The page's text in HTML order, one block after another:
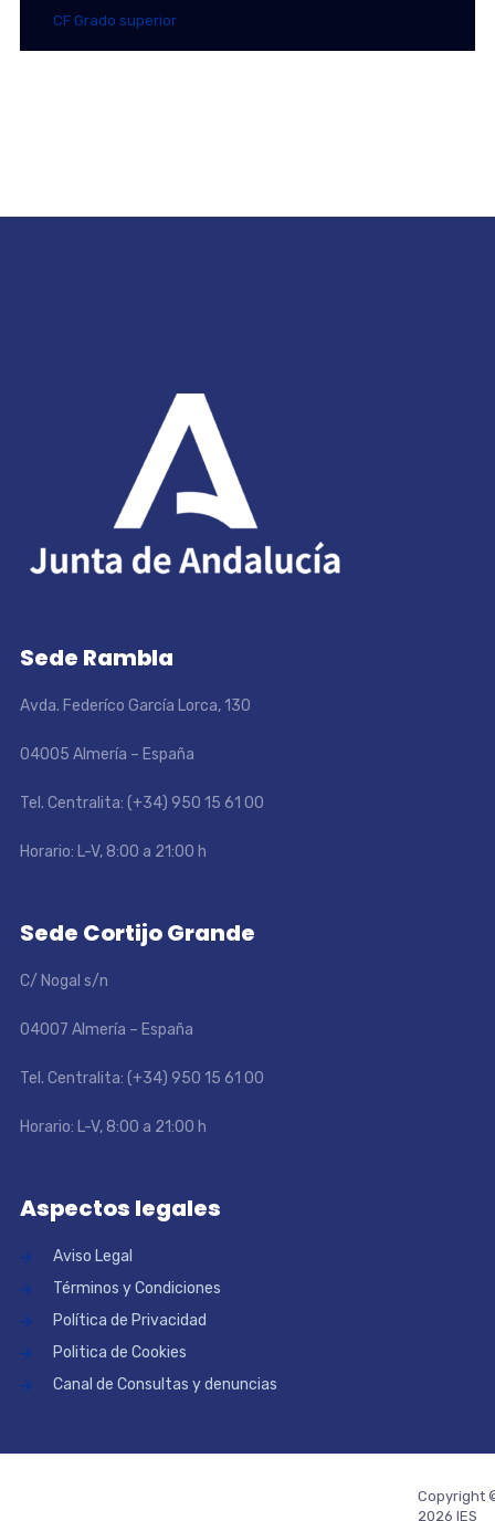
CF Grado superior
Sede Rambla
Avda. Federíco García Lorca, 130
04005 Almería – España
Tel. Centralita: (+34) 950 15 61 00
Horario: L-V, 8:00 a 21:00 h
Sede Cortijo Grande
C/ Nogal s/n
04007 Almería – España
Tel. Centralita: (+34) 950 15 61 00
Horario: L-V, 8:00 a 21:00 h
Aspectos legales
Aviso Legal
Términos y Condiciones
Política de Privacidad
Politica de Cookies
Canal de Consultas y denuncias
Copyright
2026 IES